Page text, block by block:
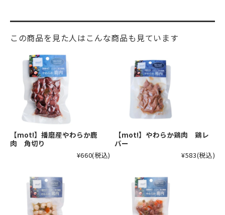
この商品を見た人はこんな商品も見ています
【mot!】播磨産やわらか鹿
肉 角切り
¥660(税込)
【mot!】やわらか鶏肉 鶏レ
バー
¥583(税込)